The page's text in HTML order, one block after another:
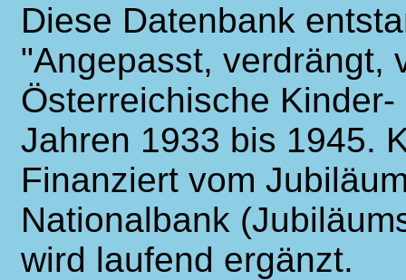
Diese Datenbank
"Angepasst, verdrängt,
Österreichische
Jahren 1933 bis 1945.
Finanziert vom
Nationalbank
wird laufend ergänzt.